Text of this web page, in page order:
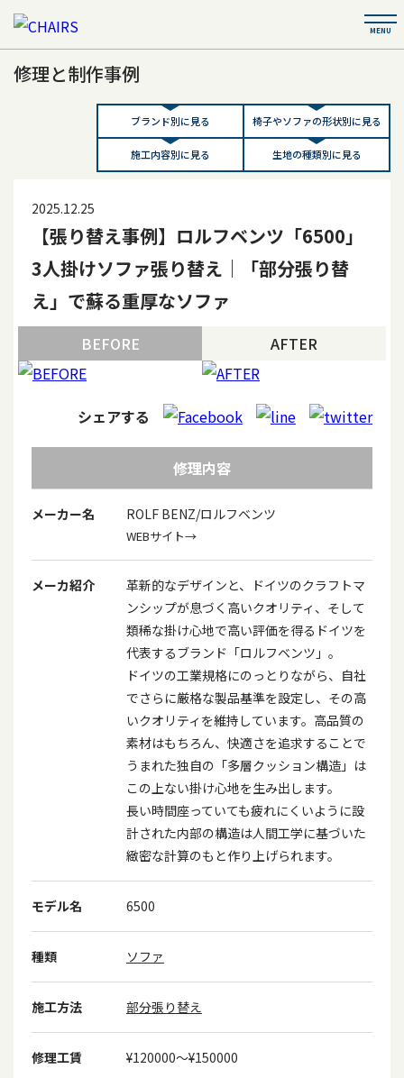
修理と制作事例
ブランド別に見る 椅子やソファの形状別に見る
施工内容別に見る 生地の種類別に見る
2025.12.25
【張り替え事例】ロルフベンツ「6500」
3人掛けソファ張り替え｜「部分張り替
え」で蘇る重厚なソファ
BEFORE AFTER
シェアする
修理内容
メーカー名 ROLF BENZ/ロルフベンツ
WEBサイト→
メーカ紹介
革新的なデザインと、ドイツのクラフトマ
ンシップが息づく高いクオリティ、そして
類稀な掛け心地で高い評価を得るドイツを
代表するブランド「ロルフベンツ」。
ドイツの工業規格にのっとりながら、自社
でさらに厳格な製品基準を設定し、その高
いクオリティを維持しています。高品質の
素材はもちろん、快適さを追求することで
うまれた独自の「多層クッション構造」は
この上ない掛け心地を生み出します。
長い時間座っていても疲れにくいように設
計された内部の構造は人間工学に基づいた
緻密な計算のもと作り上げられます。
モデル名 6500
種類 ソファ
施工方法 部分張り替え
修理工賃 ¥120000〜¥150000